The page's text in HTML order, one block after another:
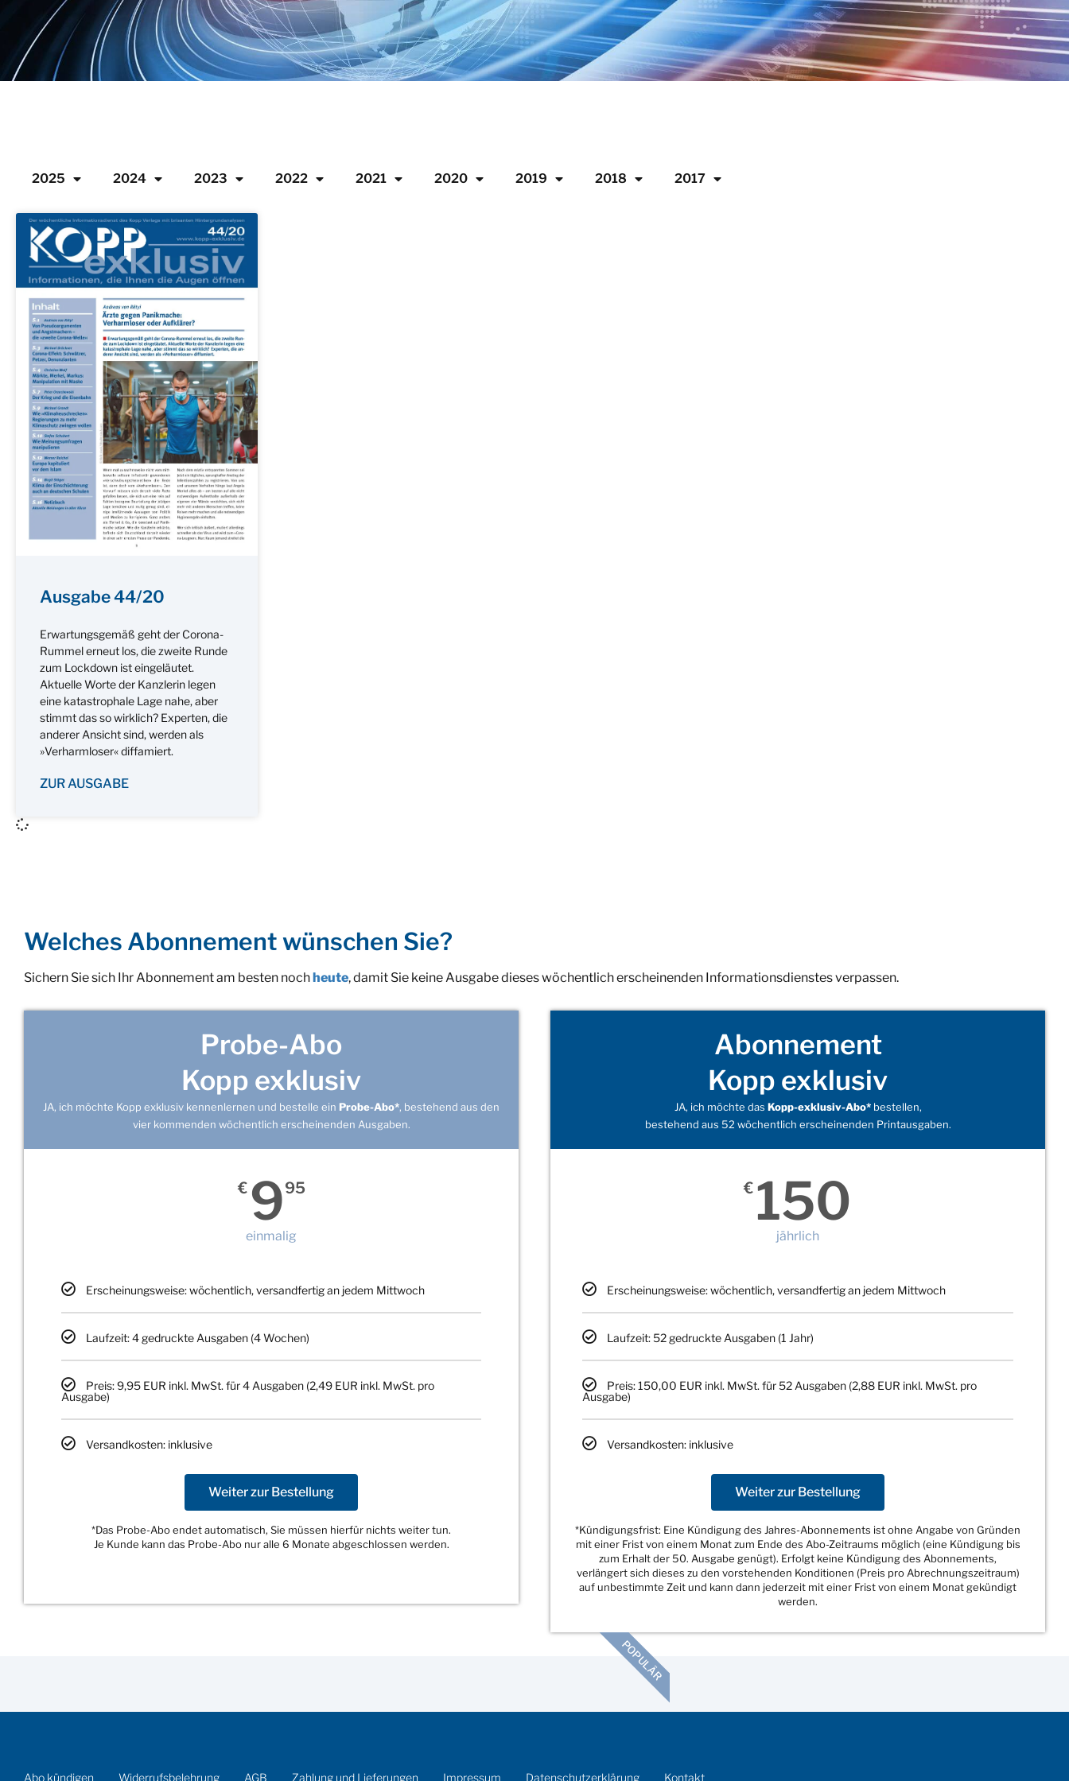
2025 2024 2023 2022 2021 2020 2019 2018 2017
Ausgabe 44/20
Erwartungsgemäß geht der Corona-
Rummel erneut los, die zweite Runde
zum Lockdown ist eingeläutet.
Aktuelle Worte der Kanzlerin legen
eine katastrophale Lage nahe, aber
stimmt das so wirklich? Experten, die
anderer Ansicht sind, werden als
»Verharmloser« diffamiert.
ZUR AUSGABE
Welches Abonnement wünschen Sie?
Sichern Sie sich Ihr Abonnement am besten nochheute, damit Sie keine Ausgabe dieses wöchentlich erscheinenden Informationsdienstes verpassen.
Probe-Abo
Kopp exklusiv
JA, ich möchte Kopp exklusiv kennenlernen und bestelle ein Probe-Abo*, bestehend aus den
vier kommenden wöchentlich erscheinenden Ausgaben.
€ 995
einmalig
Erscheinungsweise: wöchentlich, versandfertig an jedem Mittwoch
Laufzeit: 4 gedruckte Ausgaben (4 Wochen)
Preis: 9,95 EUR inkl. MwSt. für 4 Ausgaben (2,49 EUR inkl. MwSt. pro
Ausgabe)
Versandkosten: inklusive
Weiter zur Bestellung
*Das Probe-Abo endet automatisch, Sie müssen hierfür nichts weiter tun.
Je Kunde kann das Probe-Abo nur alle 6 Monate abgeschlossen werden.
Abonnement
Kopp exklusiv
JA, ich möchte das Kopp-exklusiv-Abo*bestellen,
bestehend aus 52 wöchentlich erscheinenden Printausgaben.
€ 150
jährlich
Erscheinungsweise: wöchentlich, versandfertig an jedem Mittwoch
Laufzeit: 52 gedruckte Ausgaben (1 Jahr)
Preis: 150,00 EUR inkl. MwSt. für 52 Ausgaben (2,88 EUR inkl. MwSt. pro
Ausgabe)
Versandkosten: inklusive
Weiter zur Bestellung
*Kündigungsfrist: Eine Kündigung des Jahres-Abonnements ist ohne Angabe von Gründen
mit einer Frist von einem Monat zum Ende des Abo-Zeitraums möglich (eine Kündigung bis
zum Erhalt der 50. Ausgabe genügt). Erfolgt keine Kündigung des Abonnements,
verlängert sich dieses zu den vorstehenden Konditionen (Preis pro Abrechnungszeitraum)
auf unbestimmte Zeit und kann dann jederzeit mit einer Frist von einem Monat gekündigt
werden.
POPULÄR
Abo kündigen Widerrufsbelehrung AGB Zahlung und Lieferungen Impressum Datenschutzerklärung Kontakt